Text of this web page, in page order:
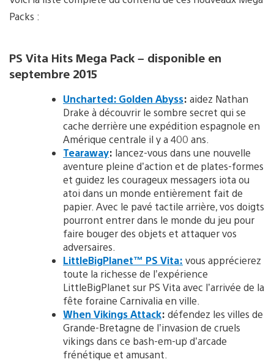
Packs :
PS Vita Hits Mega Pack – disponible en
septembre 2015
Uncharted: Golden Abyss: aidez Nathan
Drake à découvrir le sombre secret qui se
cache derrière une expédition espagnole en
Amérique centrale il y a 400 ans.
Tearaway: lancez-vous dans une nouvelle
aventure pleine d’action et de plates-formes
et guidez les courageux messagers iota ou
atoi dans un monde entièrement fait de
papier. Avec le pavé tactile arrière, vos doigts
pourront entrer dans le monde du jeu pour
faire bouger des objets et attaquer vos
adversaires.
LittleBigPlanet™ PS Vita: vous apprécierez
toute la richesse de l’expérience
LittleBigPlanet sur PS Vita avec l’arrivée de la
fête foraine Carnivalia en ville.
When Vikings Attack: défendez les villes de
Grande-Bretagne de l’invasion de cruels
vikings dans ce bash-em-up d’arcade
frénétique et amusant.